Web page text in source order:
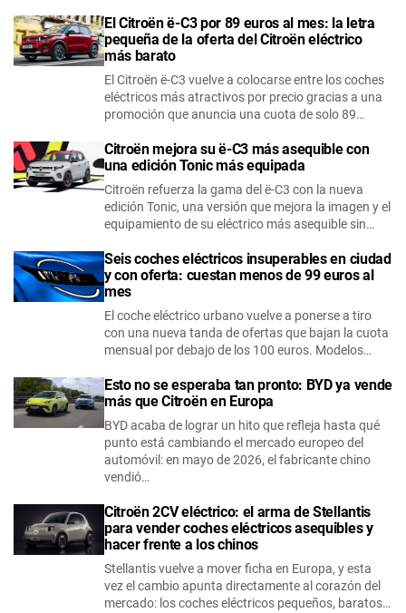
El Citroën ë-C3 por 89 euros al mes: la letra
pequeña de la oferta del Citroën eléctrico
más barato
El Citroën ë-C3 vuelve a colocarse entre los coches
eléctricos más atractivos por precio gracias a una
promoción que anuncia una cuota de solo 89…
Citroën mejora su ë-C3 más asequible con
una edición Tonic más equipada
Citroën refuerza la gama del ë-C3 con la nueva
edición Tonic, una versión que mejora la imagen y el
equipamiento de su eléctrico más asequible sin…
Seis coches eléctricos insuperables en ciudad
y con oferta: cuestan menos de 99 euros al
mes
El coche eléctrico urbano vuelve a ponerse a tiro
con una nueva tanda de ofertas que bajan la cuota
mensual por debajo de los 100 euros. Modelos…
Esto no se esperaba tan pronto: BYD ya vende
más que Citroën en Europa
BYD acaba de lograr un hito que refleja hasta qué
punto está cambiando el mercado europeo del
automóvil: en mayo de 2026, el fabricante chino
vendió…
Citroën 2CV eléctrico: el arma de Stellantis
para vender coches eléctricos asequibles y
hacer frente a los chinos
Stellantis vuelve a mover ficha en Europa, y esta
vez el cambio apunta directamente al corazón del
mercado: los coches eléctricos pequeños, baratos…